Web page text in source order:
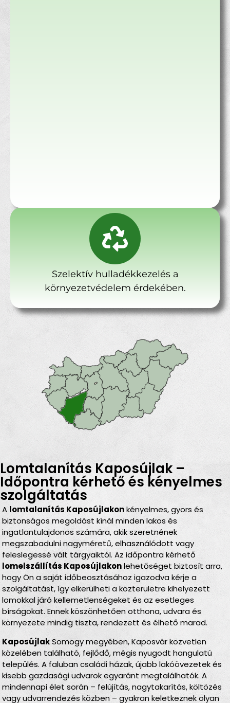
Szelektív hulladékkezelés a
környezetvédelem érdekében.
Lomtalanítás Kaposújlak –
Időpontra kérhető és kényelmes
szolgáltatás
A lomtalanítás Kaposújlakonkényelmes, gyors és
biztonságos megoldást kínál minden lakos és
ingatlantulajdonos számára, akik szeretnének
megszabadulni nagyméretű, elhasználódott vagy
feleslegessé vált tárgyaiktól. Az időpontra kérhető
lomelszállítás Kaposújlakonlehetőséget biztosít arra,
hogy Ön a saját időbeosztásához igazodva kérje a
szolgáltatást, így elkerülheti a közterületre kihelyezett
lomokkal járó kellemetlenségeket és az esetleges
bírságokat. Ennek köszönhetően otthona, udvara és
környezete mindig tiszta, rendezett és élhető marad.
KaposújlakSomogy megyében, Kaposvár közvetlen
közelében található, fejlődő, mégis nyugodt hangulatú
település. A faluban családi házak, újabb lakóövezetek és
kisebb gazdasági udvarok egyaránt megtalálhatók. A
mindennapi élet során – felújítás, nagytakarítás, költözés
vagy udvarrendezés közben – gyakran keletkeznek olyan